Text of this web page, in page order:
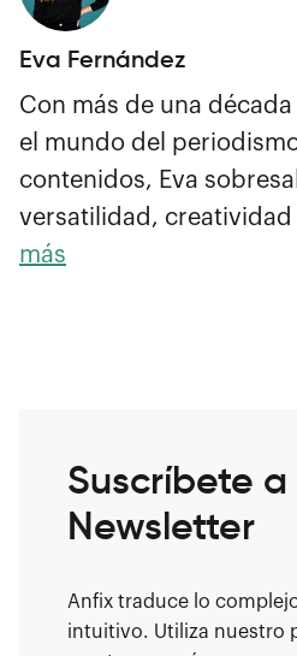
Eva Fernández
Con más de una
el mundo del
contenidos, Eva
versatilidad,
más
Suscríbete
Newsletter
Anfix traduce lo
intuitivo. Utiliza nuestro